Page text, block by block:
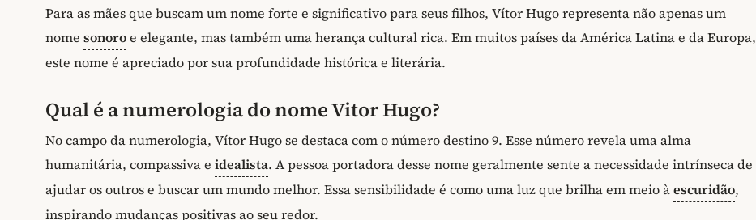
Para as mães que buscam um nome forte e significativo para seus filhos, Vítor Hugo representa não apenas um
nome sonoroe elegante, mas também uma herança cultural rica. Em muitos países da América Latina e da Europa,
este nome é apreciado por sua profundidade histórica e literária.
Qual é a numerologia do nome Vitor Hugo?
No campo da numerologia, Vítor Hugo se destaca com o número destino 9. Esse número revela uma alma
humanitária, compassiva e idealista. A pessoa portadora desse nome geralmente sente a necessidade intrínseca de
ajudar os outros e buscar um mundo melhor. Essa sensibilidade é como uma luz que brilha em meio àescuridão,
inspirando mudanças positivas ao seu redor.